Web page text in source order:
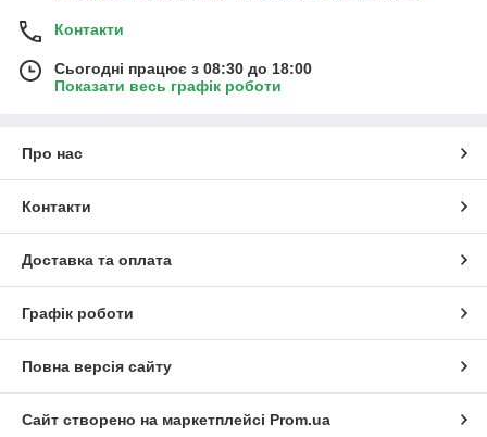
Контакти
Сьогодні працює з 08:30 до 18:00
Показати весь графік роботи
Про нас
Контакти
Доставка та оплата
Графік роботи
Повна версія сайту
Сайт створено на маркетплейсі Prom.ua